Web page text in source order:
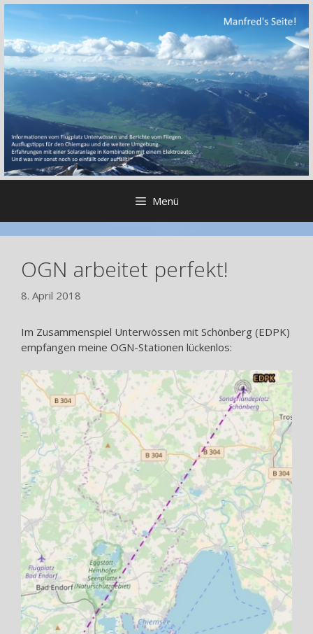
Zum
springen
Menü
OGN arbeitet perfekt!
8. April 2018
Im Zusammenspiel Unterwössen mit Schönberg (EDPK)
empfangen meine OGN-Stationen lückenlos: